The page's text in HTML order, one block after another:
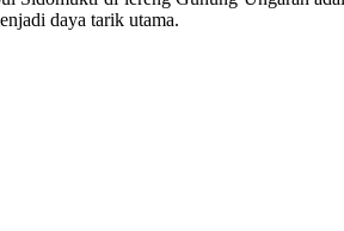
daya tarik utama.